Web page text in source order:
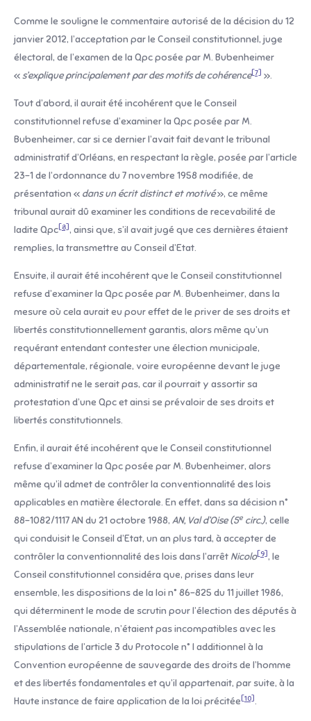
Comme le souligne le commentaire autorisé de la décision du 12
janvier 2012, l’acceptation par le Conseil constitutionnel, juge
électoral, de l’examen de la Qpc posée par M. Bubenheimer
«s’explique principalement par des motifs de cohérence[7] ».
Tout d’abord, il aurait été incohérent que le Conseil
constitutionnel refuse d’examiner la Qpc posée par M.
Bubenheimer, car si ce dernier l’avait fait devant le tribunal
administratif d’Orléans, en respectant la règle, posée par l’article
23-1 de l’ordonnance du 7 novembre 1958 modifiée, de
présentation « dans un écrit distinct et motivé», ce même
tribunal aurait dû examiner les conditions de recevabilité de
ladite Qpc[8], ainsi que, s’il avait jugé que ces dernières étaient
remplies, la transmettre au Conseil d’Etat.
Ensuite, il aurait été incohérent que le Conseil constitutionnel
refuse d’examiner la Qpc posée par M. Bubenheimer, dans la
mesure où cela aurait eu pour effet de le priver de ses droits et
libertés constitutionnellement garantis, alors même qu’un
requérant entendant contester une élection municipale,
départementale, régionale, voire européenne devant le juge
administratif ne le serait pas, car il pourrait y assortir sa
protestation d’une Qpc et ainsi se prévaloir de ses droits et
libertés constitutionnels.
Enfin, il aurait été incohérent que le Conseil constitutionnel
refuse d’examiner la Qpc posée par M. Bubenheimer, alors
même qu’il admet de contrôler la conventionnalité des lois
applicables en matière électorale. En effet, dans sa décision n°
88-1082/1117 AN du 21 octobre 1988, AN, Val d’Oise (5e circ.), celle
qui conduisit le Conseil d’Etat, un an plus tard, à accepter de
contrôler la conventionnalité des lois dans l’arrêt Nicolo[9], le
Conseil constitutionnel considéra que, prises dans leur
ensemble, les dispositions de la loi n° 86-825 du 11 juillet 1986,
qui déterminent le mode de scrutin pour l’élection des députés à
l’Assemblée nationale, n’étaient pas incompatibles avec les
stipulations de l’article 3 du Protocole n° l additionnel à la
Convention européenne de sauvegarde des droits de l’homme
et des libertés fondamentales et qu’il appartenait, par suite, à la
Haute instance de faire application de la loi précitée[10].